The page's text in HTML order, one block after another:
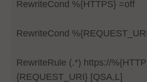
RewriteCond %{HTTPS} =off
RewriteCond
RewriteRule (.*) https://
{REQUEST_URI} [QSA,L]